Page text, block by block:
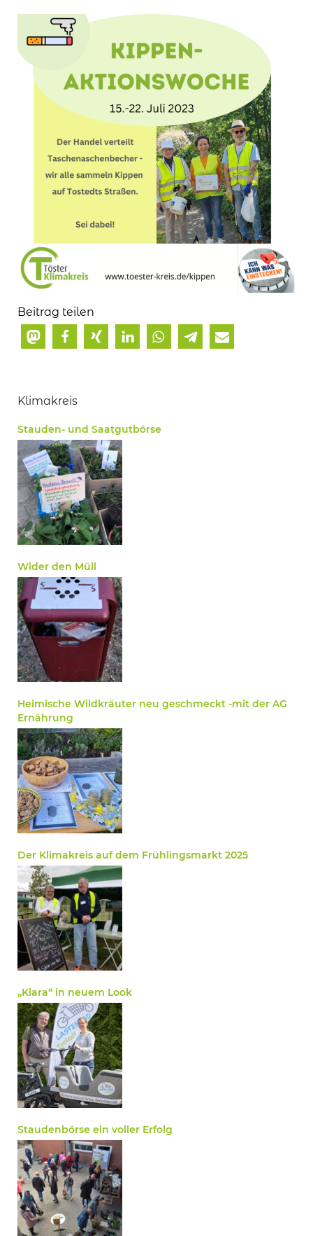
Beitrag teilen
Klimakreis
Stauden- und Saatgutbörse
Wider den Müll
Heimische Wildkräuter neu geschmeckt -mit der AG
Ernährung
Der Klimakreis auf dem Frühlingsmarkt 2025
„Klara“ in neuem Look
Staudenbörse ein voller Erfolg